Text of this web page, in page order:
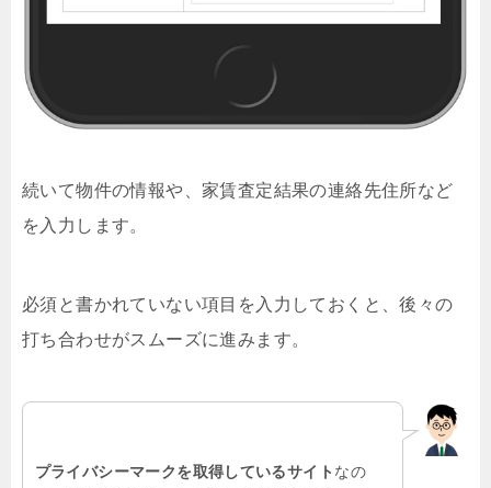
続いて物件の情報や、家賃査定結果の連絡先住所など
を入力します。
必須と書かれていない項目を入力しておくと、後々の
打ち合わせがスムーズに進みます。
プライバシーマークを取得しているサイト なの